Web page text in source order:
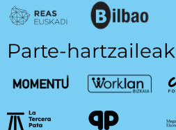
Parte-hartzaileak